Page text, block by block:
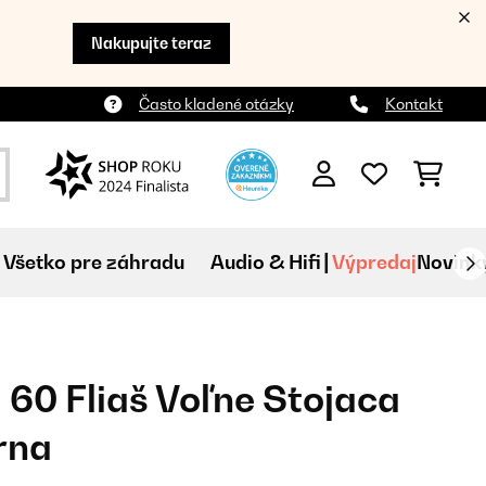
Nakupujte teraz
Často kladené otázky Kontakt
Všetko pre záhradu Audio & Hifi Výpredaj
Fliaš Voľne Stojaca